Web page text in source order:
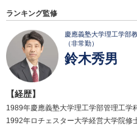
ランキング監修
慶應義塾大学理工学部
（非常勤）
鈴木秀男
【経歴】
1989年慶應義塾大学理工学部管理工学
1992年ロチェスター大学経営大学院修